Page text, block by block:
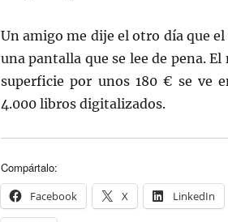
Un amigo me dije el otro día que
una pantalla que se lee de pena.
superficie por unos 180 € se ve
4.000 libros digitalizados.
Compártalo:
Facebook X LinkedIn